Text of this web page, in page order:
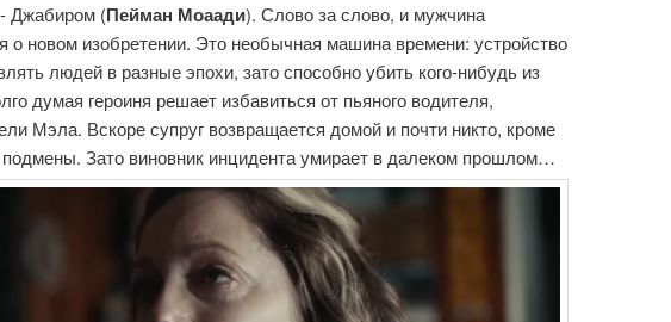
Джабиром (Пейман Моаади). Слово за слово, и мужчина
о новом изобретении. Это необычная машина времени: устройство
людей в разные эпохи, зато способно убить кого-нибудь из
думая героиня решает избавиться от пьяного водителя,
Мэла. Вскоре супруг возвращается домой и почти никто, кроме
Зато виновник инцидента умирает в далеком прошлом…